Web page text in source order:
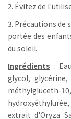
2. Évitez de
3. Précautions de
portée des
du soleil.
Ingrédients :
glycol,
méthylgluceth-
extrait d'Oryza